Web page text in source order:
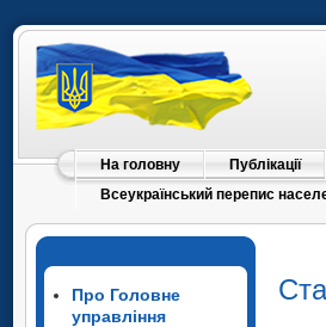
На головну Публікації
Всеукраїнський перепис
Про Головне
управління